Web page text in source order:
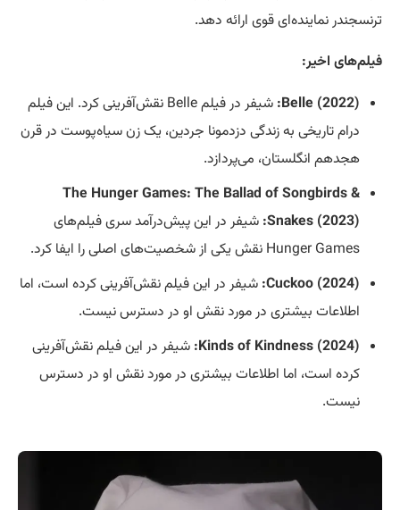
ترنسجندر نماینده‌ای قوی ارائه دهد.
فیلم‌های اخیر:
Belle (2022):
شیفر در فیلم Belle نقش‌آفرینی کرد. این فیلم
درام تاریخی به زندگی دزدمونا جردین، یک زن سیاه‌پوست در قرن
هجدهم انگلستان، می‌پردازد.
The Hunger Games: The Ballad of Songbirds &
Snakes (2023): شیفر در این پیش‌درآمد سری فیلم‌های
Hunger Games نقش یکی از شخصیت‌های اصلی را ایفا کرد.
Cuckoo (2024): شیفر در این فیلم نقش‌آفرینی کرده است، اما
اطلاعات بیشتری در مورد نقش او در دسترس نیست.
Kinds of Kindness (2024): شیفر در این فیلم نقش‌آفرینی
کرده است، اما اطلاعات بیشتری در مورد نقش او در دسترس
نیست.